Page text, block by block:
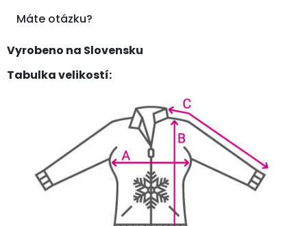
Máte otázku?
Vyrobeno na Slovensku
Tabulka velikostí: